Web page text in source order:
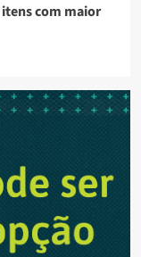
com maior